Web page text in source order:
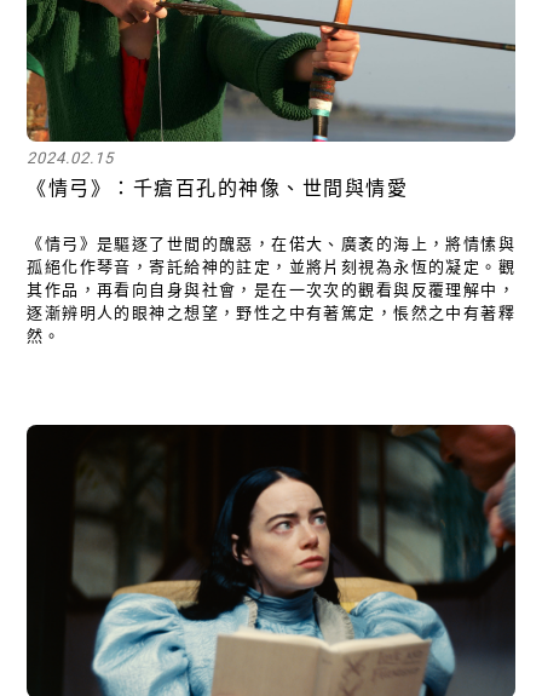
2024.02.15
《情弓》：千瘡百孔的神像、世間與情愛
《情弓》是驅逐了世間的醜惡，在偌大、廣袤的海上，將情愫與
孤絕化作琴音，寄託給神的註定，並將片刻視為永恆的凝定。觀
其作品，再看向自身與社會，是在一次次的觀看與反覆理解中，
逐漸辨明人的眼神之想望，野性之中有著篤定，悵然之中有著釋
然。